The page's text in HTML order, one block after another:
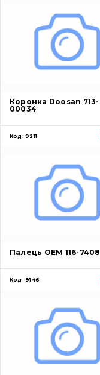
Коронка Doosan 713-
00034
Код: 9211
Палець OEM 116-7408
Код: 9146